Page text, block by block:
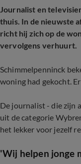
Journalist en
thuis. In de nieuwste
richt hij zich op de
vervolgens verhuurt.
Schimmelpenninck
woning had gekocht.
De journalist - die zijn
uit de categorie
het lekker voor jezelf
'Wij helpen jonge